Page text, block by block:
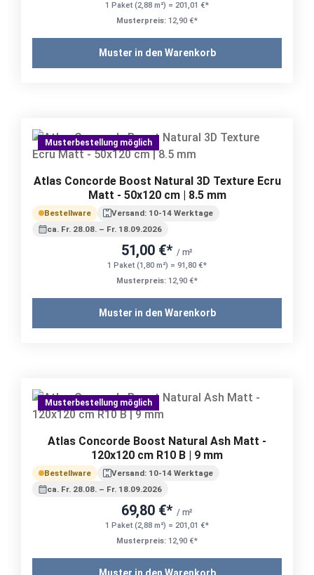
1 Paket (2,88 m²) = 201,01 €*
Musterpreis: 12,90 €*
Muster in den Warenkorb
Musterbestellung möglich
Atlas Concorde Boost Natural 3D Texture Ecru
Matt - 50x120 cm | 8.5 mm
Bestellware
Versand: 10-14 Werktage
ca. Fr. 28.08. – Fr. 18.09.2026
51,00 €* / m²
1 Paket (1,80 m²) = 91,80 €*
Musterpreis: 12,90 €*
Muster in den Warenkorb
Musterbestellung möglich
Atlas Concorde Boost Natural Ash Matt -
120x120 cm R10 B | 9 mm
Bestellware
Versand: 10-14 Werktage
ca. Fr. 28.08. – Fr. 18.09.2026
69,80 €* / m²
1 Paket (2,88 m²) = 201,01 €*
Musterpreis: 12,90 €*
Muster in den Warenkorb